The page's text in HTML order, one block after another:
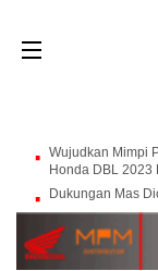
Wujudkan Mimpi
Honda DBL 2023
Dukungan Mas